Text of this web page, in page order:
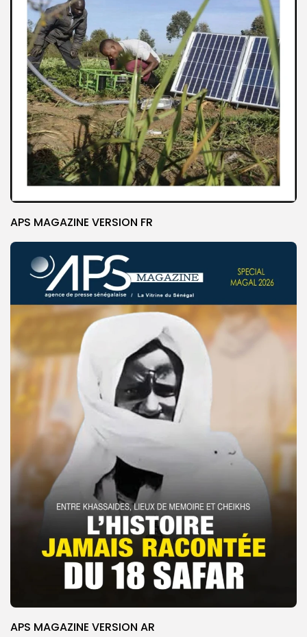
APS MAGAZINE VERSION FR
APS MAGAZINE VERSION AR